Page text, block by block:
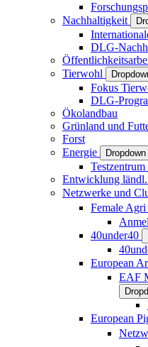
Nachhaltigkeit
DLG-
Tierwohl
Fokus
DLG-
Ökolandbau
Grünland und
Forst
Energie
Entwicklung
Netzwerke und
Female
40under40
European
EAF
European